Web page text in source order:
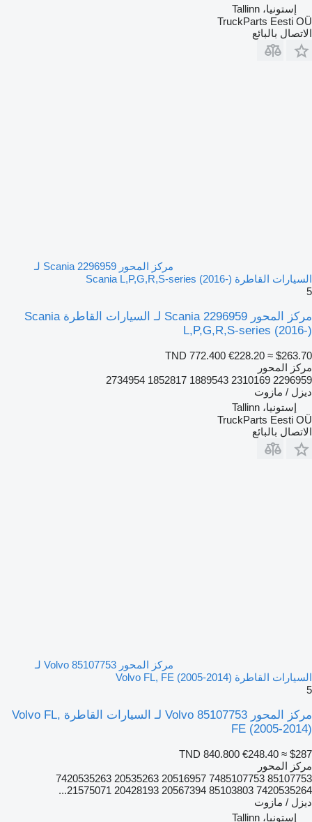
إستونيا، Tallinn
TruckParts Eesti OÜ
الاتصال بالبائع
مركز المحور Scania 2296959 لـ
السيارات القاطرة Scania L,P,G,R,S-series (2016-)
5
مركز المحور Scania 2296959 لـ السيارات القاطرة Scania
L,P,G,R,S-series (2016-)
TND 772.400 €228.20 ≈ $263.70
مركز المحور
2296959 2310169 1889543 1852817 2734954
ديزل / مازوت
إستونيا، Tallinn
TruckParts Eesti OÜ
الاتصال بالبائع
مركز المحور Volvo 85107753 لـ
السيارات القاطرة Volvo FL, FE (2005-2014)
5
مركز المحور Volvo 85107753 لـ السيارات القاطرة Volvo FL,
FE (2005-2014)
TND 840.800 €248.40 ≈ $287
مركز المحور
85107753 7485107753 20516957 20535263 7420535263
7420535264 85103803 20567394 20428193 21575071...
ديزل / مازوت
إستونيا، Tallinn